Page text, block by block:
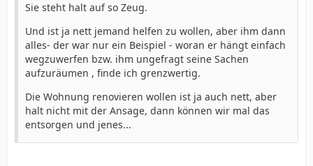
Sie steht halt auf so Zeug.
Und ist ja nett jemand helfen zu wollen, aber ihm dann
alles- der war nur ein Beispiel - woran er hängt einfach
wegzuwerfen bzw. ihm ungefragt seine Sachen
aufzuräumen , finde ich grenzwertig.
Die Wohnung renovieren wollen ist ja auch nett, aber
halt nicht mit der Ansage, dann können wir mal das
entsorgen und jenes...